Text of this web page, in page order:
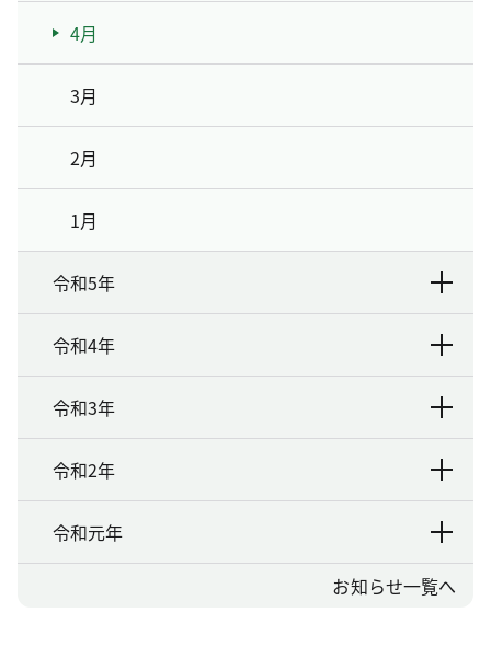
4月
3月
2月
1月
令和5年
令和4年
令和3年
令和2年
令和元年
お知らせ一覧へ